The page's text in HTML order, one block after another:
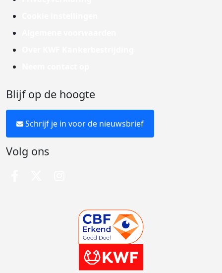
Blijf op de hoogte
Schrijf je in voor de nieuwsbrief
Volg ons